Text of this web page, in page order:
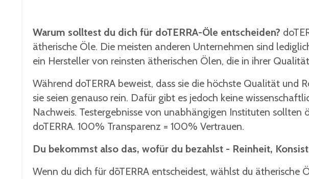
Warum solltest du dich für doTERRA-Öle entscheiden?
ätherische Öle. Die meisten anderen Unternehmen sind
ein Hersteller von reinsten ätherischen Ölen, die in ihrer
Während doTERRA beweist, dass sie die höchste Qualität und
sie seien genauso rein. Dafür gibt es jedoch keine
Nachweis. Testergebnisse von unabhängigen Instituten
doTERRA. 100% Transparenz = 100% Vertrauen.
Du bekommst also das, wofür du bezahlst - Reinheit,
Wenn du dich für dōTERRA entscheidest, wählst du